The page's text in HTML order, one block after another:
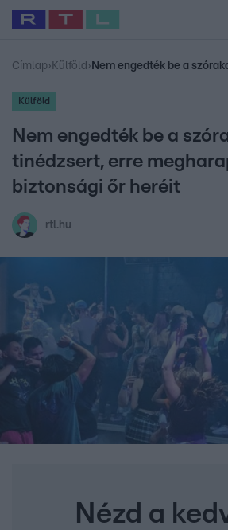
Legfrissebb RTL Híradó
Babits Marcella
Címlap› Külföld ›
Külföld
Nem engedték be a
tinédzsert, erre
biztonsági őr heréit
rtl.hu
Nézd a